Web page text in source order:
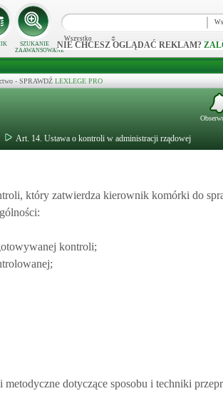
SZUKANIE
ZAAWANSOWANE
Wszystko
NIE CHCESZ OGLĄDAĆ REKLAM?
- SPRAWDŹ LEXLEGE PRO
Art. 14. Ustawa o kontroli w administracji rządowej
który zatwierdza kierownik komórki do
kontroli;
dotyczące sposobu i techniki